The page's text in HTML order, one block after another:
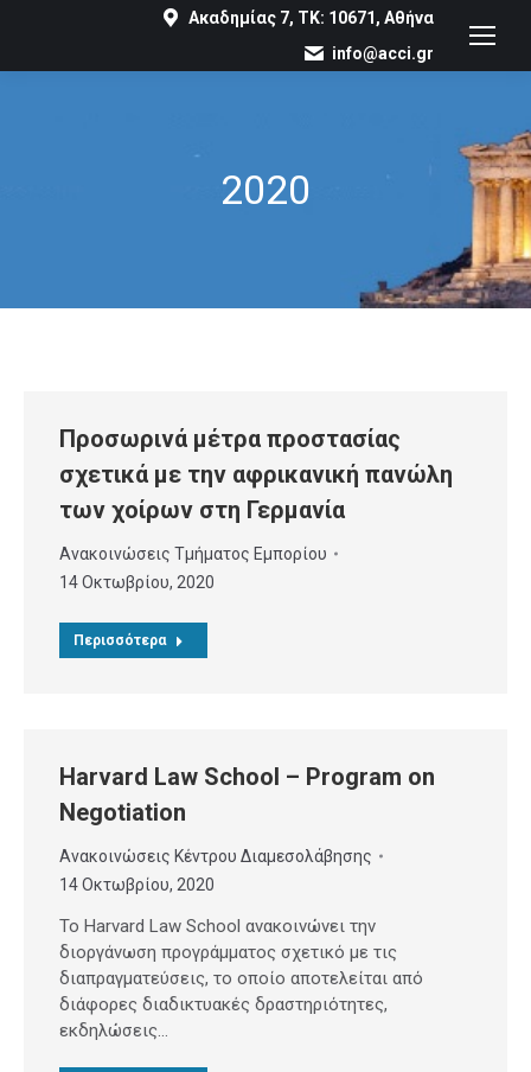
Ακαδημίας 7, ΤΚ: 10671, Αθήνα
info@acci.gr
2020
You are here:
Προσωρινά µέτρα προστασίας
σχετικά µε την αφρικανική πανώλη
των χοίρων στη Γερµανία
Ανακοινώσεις Τμήματος Εμπορίου
14 Οκτωβρίου, 2020
Περισσότερα
Harvard Law School – Program on
Negotiation
Ανακοινώσεις Κέντρου Διαμεσολάβησης
14 Οκτωβρίου, 2020
Το Harvard Law School ανακοινώνει την
διοργάνωση προγράμματος σχετικό με τις
διαπραγματεύσεις, το οποίο αποτελείται από
διάφορες διαδικτυακές δραστηριότητες,
εκδηλώσεις…